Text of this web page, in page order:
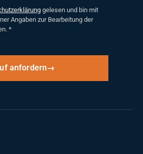
gelesen und bin mit
Angaben zur Bearbeitung der
*
anfordern